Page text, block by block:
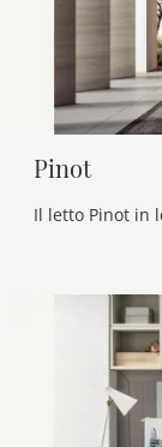
Pinot